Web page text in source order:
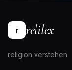
r relilex
religion verstehen